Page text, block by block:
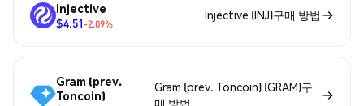
Injective
$4.51-2.09%
Injective (INJ)구매 방법
Gram (prev.
Toncoin)
Gram (prev. Toncoin) (GRAM)구
매 방법